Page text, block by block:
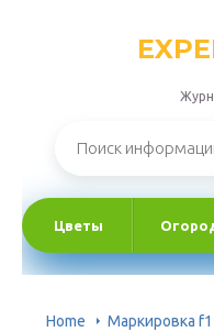
Цветы
Home Маркировка